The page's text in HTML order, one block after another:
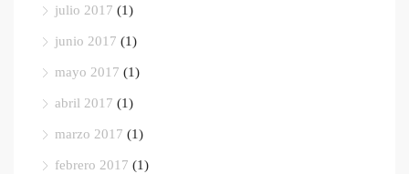
julio 2017 (1)
junio 2017 (1)
mayo 2017 (1)
abril 2017 (1)
marzo 2017 (1)
febrero 2017 (1)